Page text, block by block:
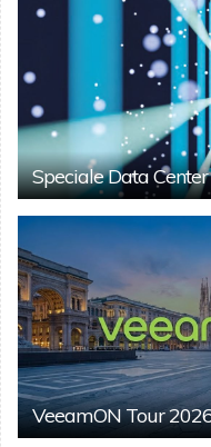
Speciale Data Center
VeeamON Tour